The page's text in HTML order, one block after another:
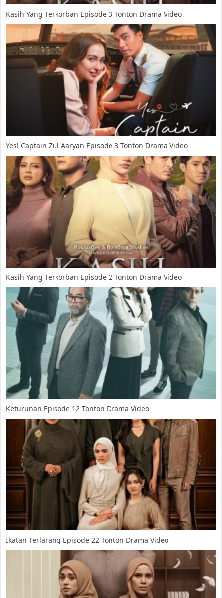
Kasih Yang Terkorban Episode 3 Tonton Drama Video
Yes! Captain Zul Aaryan Episode 3 Tonton Drama Video
Kasih Yang Terkorban Episode 2 Tonton Drama Video
Keturunan Episode 12 Tonton Drama Video
Ikatan Terlarang Episode 22 Tonton Drama Video